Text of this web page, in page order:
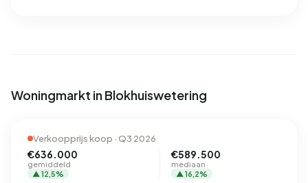
Woningmarkt in Blokhuiswetering
Verkoopprijs koop · Q3 2026
€636.000
gemiddeld
▲ 12,5%
€589.500
mediaan
▲ 16,2%